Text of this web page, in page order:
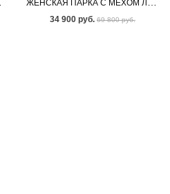
34 900 руб. 69 800 руб.